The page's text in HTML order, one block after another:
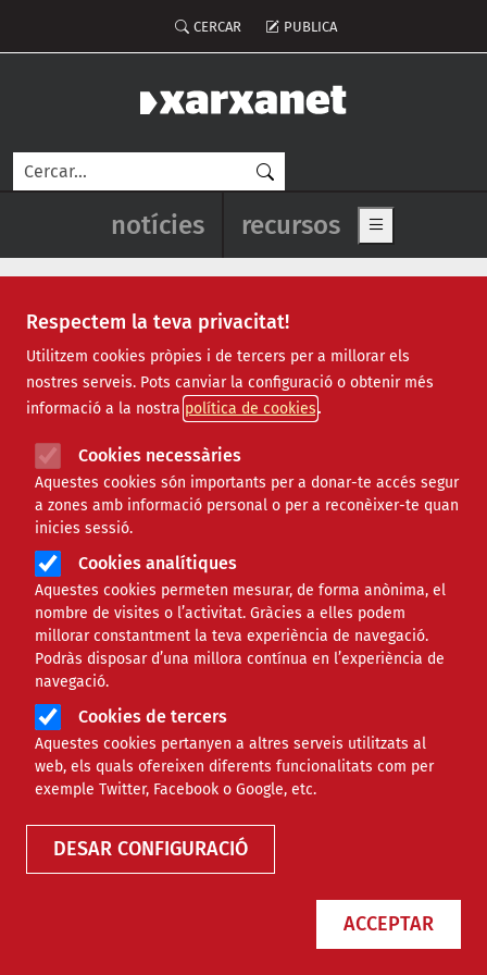
Respectem la teva privacitat!
Utilitzem cookies pròpies i de tercers per a millorar els
nostres serveis. Pots canviar la configuració o obtenir més
informació a la nostra política de cookies
Cookies necessàries
Aquestes cookies són importants per a donar-te accés segur
a zones amb informació personal o per a reconèixer-te quan
inicies sessió.
Cookies analítiques
Aquestes cookies permeten mesurar, de forma anònima, el
nombre de visites o l’activitat. Gràcies a elles podem
millorar constantment la teva experiència de navegació.
Podràs disposar d’una millora contínua en l’experiència de
navegació.
Cookies de tercers
Aquestes cookies pertanyen a altres serveis utilitzats al
web, els quals ofereixen diferents funcionalitats com per
exemple Twitter, Facebook o Google, etc.
DESAR CONFIGURACIÓ
ACCEPTAR
Menú del compte d'usuari
CERCAR PUBLICA
Cerca
Navegació principal de
notícies recursos Show main
Notícies
Totes | Ambiental | Comunitari | Cultural | Social
|
Internacional | Projectes | Jurídic | Tecnològic
Formació
Àmbit de la notícia
AMBIENTAL
Neix una associació que
promou els menjadors
escolars ecològics
Comparteix
29/01/2014